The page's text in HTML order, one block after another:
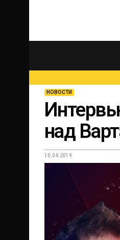
НОВОСТИ
над
10.04.2019